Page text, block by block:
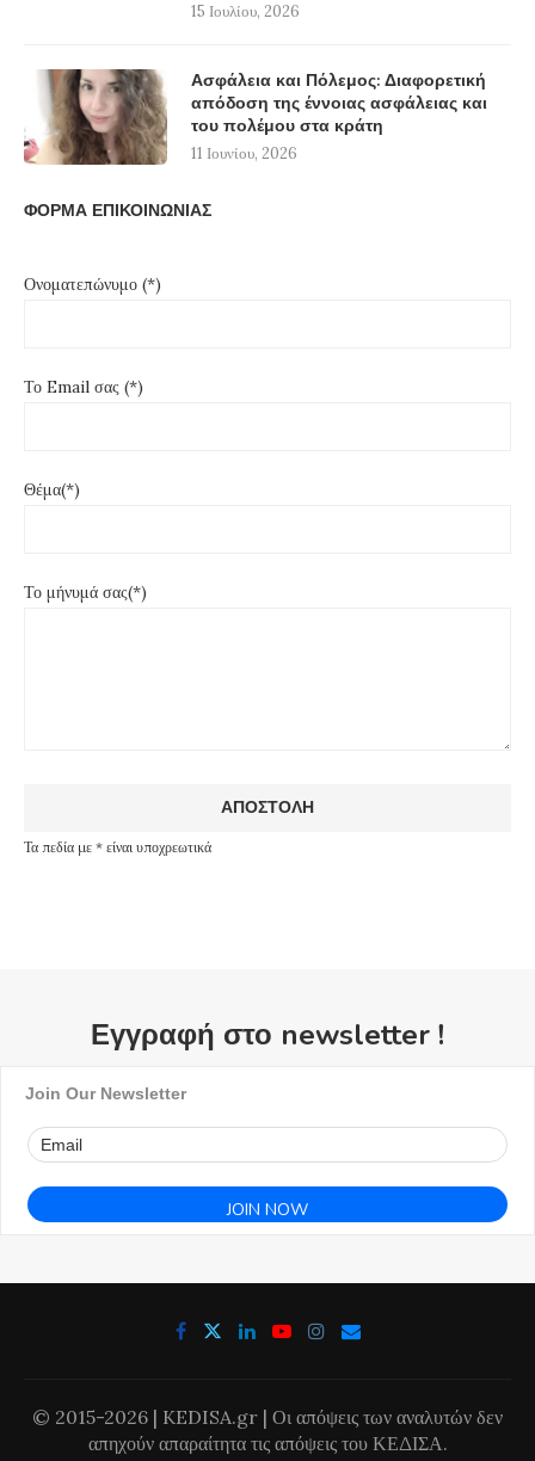
15 Ιουλίου, 2026
Ασφάλεια και Πόλεμος: Διαφορετική
απόδοση της έννοιας ασφάλειας και
του πολέμου στα κράτη
11 Ιουνίου, 2026
ΦΟΡΜΑ ΕΠΙΚΟΙΝΩΝΙΑΣ
Ονοματεπώνυμο (*)
Το Email σας (*)
Θέμα(*)
Το μήνυμά σας(*)
Τα πεδία με * είναι υποχρεωτικά
Εγγραφή στο newsletter !
Join Our Newsletter
© 2015-2026 | KEDISA.gr | Οι απόψεις των αναλυτών δεν
απηχούν απαραίτητα τις απόψεις του ΚΕΔΙΣΑ.